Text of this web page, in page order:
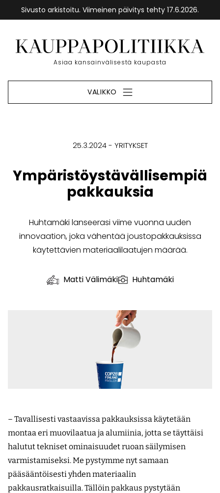
Sivusto arkistoitu. Viimeinen päivitys tehty 17.6.2026.
sisältöön
Etusivu
Asiaa kansainvälisestä kaupasta
VALIKKO
25.3.2024 YRITYKSET
Ympäristöystävällisempiä
pakkauksia
Huhtamäki lanseerasi viime vuonna uuden
innovaation, joka vähentää joustopakkauksissa
käytettävien materiaalilaatujen määrää.
Matti Välimäki Huhtamäki
– Tavallisesti vastaavissa pakkauksissa käytetään
montaa eri muovilaatua ja alumiinia, jotta se täyttäisi
halutut tekniset ominaisuudet ruoan säilymisen
varmistamiseksi. Me pystymme nyt samaan
pääsääntöisesti yhden materiaalin
pakkausratkaisuilla. Tällöin pakkaus pystytään